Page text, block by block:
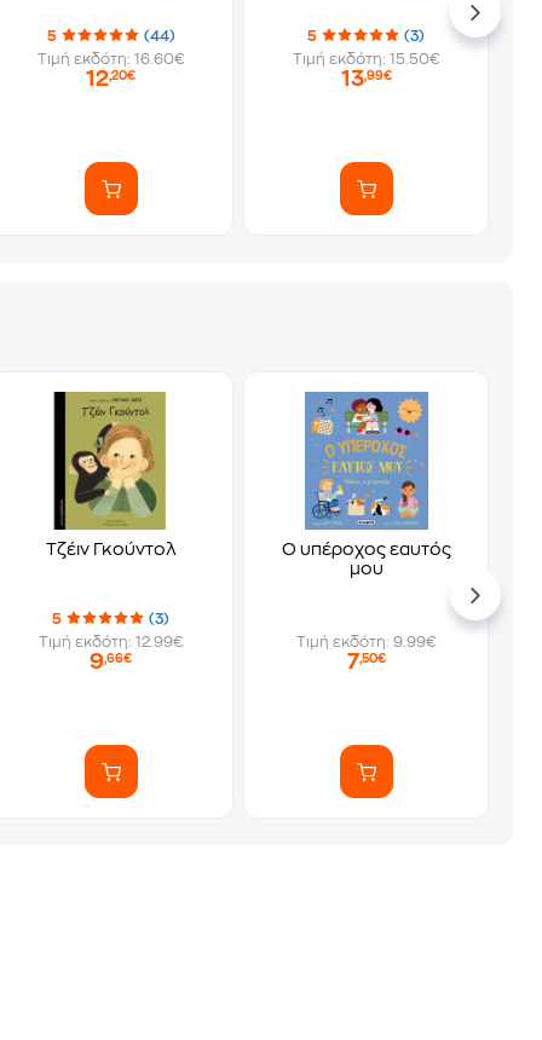
5
(44)
Τιμή εκδότη: 16.60€
12,20€
5
(3)
Τιμή εκδότη: 15.50€
13,99€
Τζέιν Γκούντολ
5
(3)
Τιμή εκδότη: 12.99€
9,66€
Ο υπέροχος εαυτός
μου
Τιμή εκδότη: 9.99€
7,50€